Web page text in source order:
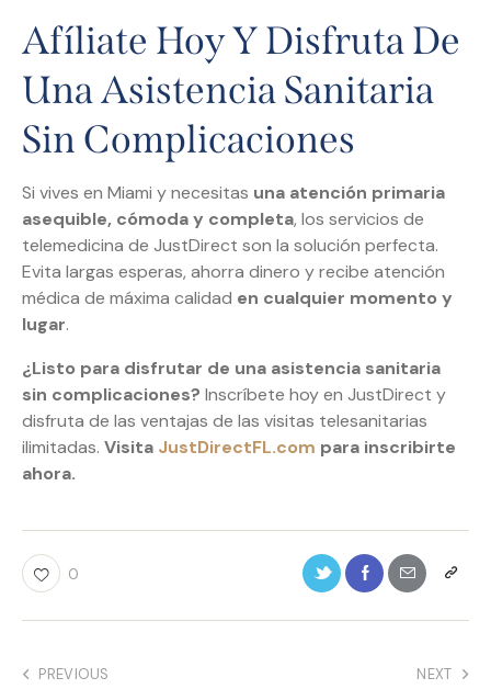
Afíliate Hoy Y Disfruta De
Una Asistencia Sanitaria
Sin Complicaciones
Si vives en Miami y necesitas una atención primaria
asequible, cómoda y completa, los servicios de
telemedicina de JustDirect son la solución perfecta.
Evita largas esperas, ahorra dinero y recibe atención
médica de máxima calidad en cualquier momento y
lugar.
¿Listo para disfrutar de una asistencia sanitaria
sin complicaciones? Inscríbete hoy en JustDirect y
disfruta de las ventajas de las visitas telesanitarias
ilimitadas. Visita JustDirectFL.com para inscribirte
ahora.
0
PREVIOUS NEXT